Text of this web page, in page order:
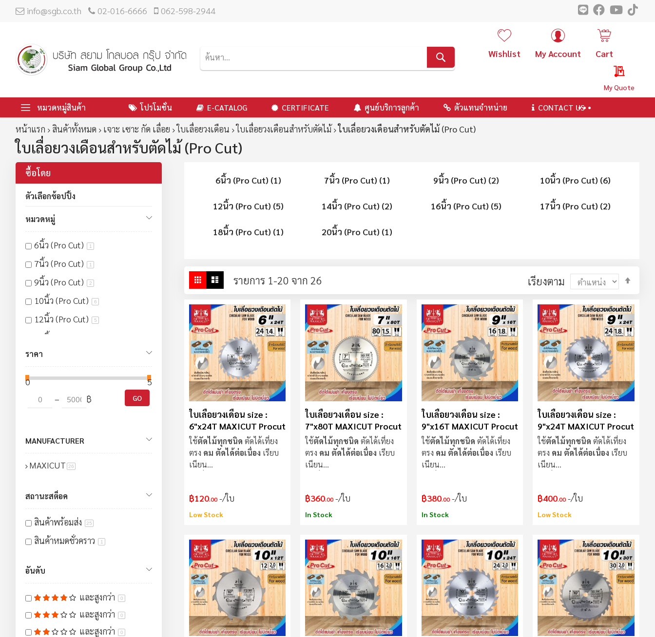
info@sgb.co.th 02-016-6666 062-598-2944
My Quote
Wishlist My Account Cart
หมวดหมู่สินค้า โปรโมชั่น E-CATALOG CERTIFICATE ศูนย์บริการลูกค้า ตัวแทนจำหน่าย CONTACT US
หน้าแรก สินค้าทั้งหมด เจาะ เซาะ กัด เลื่อย ใบเลื่อยวงเดือน ใบเลื่อยวงเดือนสำหรับตัดไม้ ใบเลื่อยวงเดือนสำหรับตัดไม้ (Pro Cut)
ใบเลื่อยวงเดือนสำหรับตัดไม้ (Pro Cut)
6นิ้ว (Pro Cut) (1) 7นิ้ว (Pro Cut) (1) 9นิ้ว (Pro Cut) (2) 10นิ้ว (Pro Cut) (6)
12นิ้ว (Pro Cut) (5) 14นิ้ว (Pro Cut) (2) 16นิ้ว (Pro Cut) (5) 17นิ้ว (Pro Cut) (2)
18นิ้ว (Pro Cut) (1) 20นิ้ว (Pro Cut) (1)
ใน
มุม
มอง
ตาราง รายการ
รายการ 1-20 จาก 26 เรียงตาม
ตาม
ลำดับ
มาก
ไป
ใบเลื่อยวงเดือน size :
6"x24T MAXICUT Procut
ใช้ตัดไม้ทุกชนิด ตัดได้เที่ยง
ตรง คม ตัดได้ต่อเนื่อง เรียบ
เนียน
฿120.00 /ใบ
Low Stock
ใบเลื่อยวงเดือน size :
7"x80T MAXICUT Procut
ใช้ตัดไม้ทุกชนิด ตัดได้เที่ยง
ตรง คม ตัดได้ต่อเนื่อง เรียบ
เนียน
฿360.00 /ใบ
In Stock
ใบเลื่อยวงเดือน size :
9"x16T MAXICUT Procut
ใช้ตัดไม้ทุกชนิด ตัดได้เที่ยง
ตรง คม ตัดได้ต่อเนื่อง เรียบ
เนียน
฿380.00 /ใบ
In Stock
ใบเลื่อยวงเดือน size :
9"x24T MAXICUT Procut
ใช้ตัดไม้ทุกชนิด ตัดได้เที่ยง
ตรง คม ตัดได้ต่อเนื่อง เรียบ
เนียน
฿400.00 /ใบ
Low Stock
ซื้อโดย
ตัวเลือกช้อปปิ้ง
หมวดหมู่
6นิ้ว (Pro Cut) 1
7นิ้ว (Pro Cut) 1
9นิ้ว (Pro Cut) 2
10นิ้ว (Pro Cut) 6
12นิ้ว (Pro Cut) 5
14นิ้ว (Pro Cut)
16นิ้ว (Pro Cut)
17นิ้ว (Pro Cut) 2
18นิ้ว (Pro Cut)
20นิ้ว (Pro Cut)
ราคา
0
5000
–
฿ GO
MANUFACTURER
MAXICUT 26
สถานะสต็อค
สินค้าพร้อมส่ง 25
สินค้าหมดชั่วคราว 1
อันดับ
และสูงกว่า 0
และสูงกว่า 0
และสูงกว่า 0